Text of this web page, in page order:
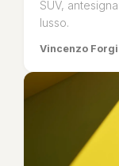
SUV,
lusso.
Vincenzo